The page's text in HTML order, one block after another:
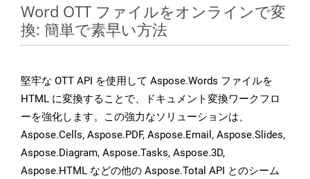
Word OTT ファイルをオンラインで変
換: 簡単で素早い方法
堅牢な OTT API を使用して Aspose.Words ファイルを
HTML に変換することで、ドキュメント変換ワークフロ
ーを強化します。この強力なソリューションは、
Aspose.Cells, Aspose.PDF, Aspose.Email, Aspose.Slides,
Aspose.Diagram, Aspose.Tasks, Aspose.3D,
Aspose.HTML などの他の Aspose.Total API とのシーム